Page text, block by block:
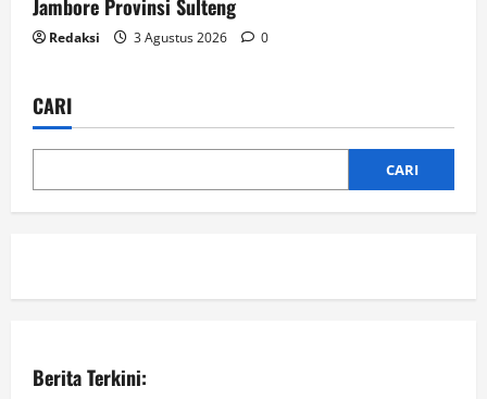
Jambore Provinsi Sulteng
Redaksi 3 Agustus 2026 0
CARI
CARI
Berita Terkini: